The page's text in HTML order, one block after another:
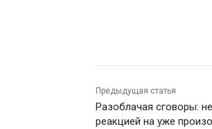
Предыдущая статья
Разоблачая сговоры:
реакцией на уже